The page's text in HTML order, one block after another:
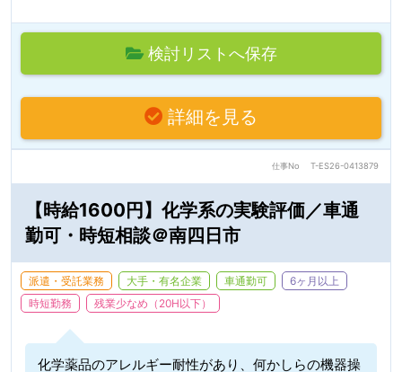
検討リストへ保存
詳細を見る
仕事No T-ES26-0413879
【時給1600円】化学系の実験評価／車通
勤可・時短相談＠南四日市
派遣・受託業務 大手・有名企業 車通勤可
6ヶ月以上
時短勤務
残業少なめ（20H以下）
化学薬品のアレルギー耐性があり、何かしらの機器操